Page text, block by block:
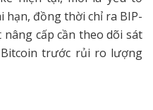
hạn, đồng thời chỉ ra BIP-
nâng cấp cần theo dõi sát
trước rủi ro lượng